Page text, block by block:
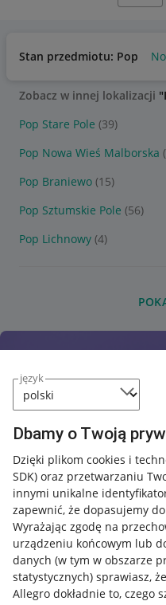
język
Dbamy o Twoją
Dzięki plikom cookies i
SDK) oraz przetwarzaniu
innymi unikalne
zapewnić, że dopasujemy
Wyrażając zgodę na
urządzeniu końcowym lub
danych (w tym w obszarze
statystycznych) sprawiasz,
Allegro dokładnie to, czego
Stan przedmiotu: Pop
Zobacz w innej lokalizacji
Pop Stare Pole (39)
Pop Nowa Wieś Malborska
Pop Braniewo (15)
Pop Sztumskie Pole (56)
Pop Lichnowy (4)